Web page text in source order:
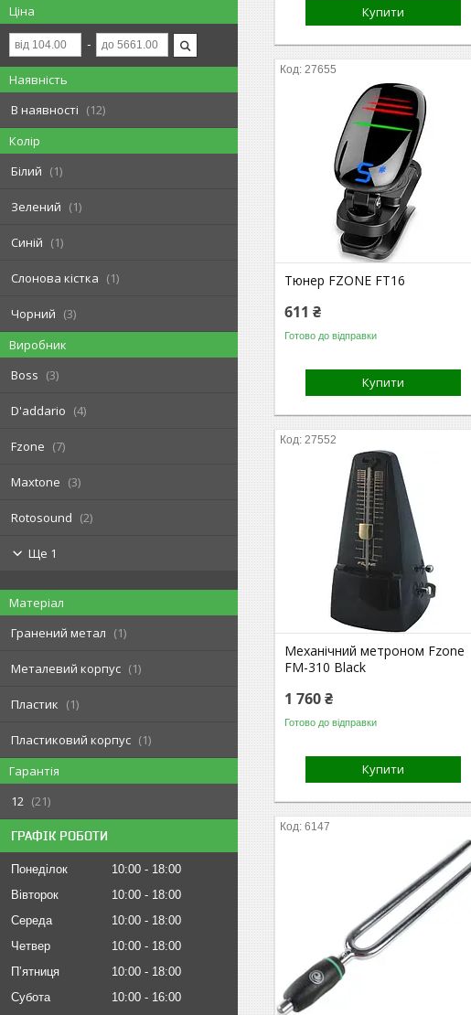
Ціна
Наявність
В наявності
12
Колір
Білий
1
Зелений 1
Синій 1
Слонова кістка 1
Чорний
3
Виробник
Boss
3
D'addario 4
Fzone 7
Maxtone 3
Rotosound 2
Ще 1
Матеріал
Гранений метал
1
Металевий корпус 1
Пластик 1
Пластиковий корпус
1
Гарантія
12
21
ГРАФІК РОБОТИ
Понеділок 10:00
18:00
Вівторок
10:00
18:00
Середа
10:00
18:00
Четвер
10:00
18:00
Пʼятниця
10:00
18:00
Субота
10:00
16:00
Купити
27655
Тюнер FZONE FT16
611 ₴
Готово до відправки
Купити
27552
Механічний метроном Fzone
FM-310 Black
1 760 ₴
Готово до відправки
Купити
6147